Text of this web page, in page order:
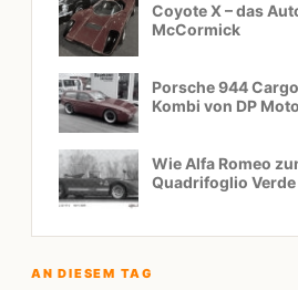
Coyote X – das
McCormick
Porsche 944
Kombi von DP
Wie Alfa Romeo
Quadrifoglio Verde
AN DIESEM TAG